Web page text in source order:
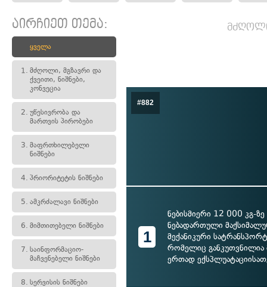
აირჩიეთ თემა:
ყველა
1. მძღოლი, მგზავრი და
ქვეითი, ნიშნები,
კონვეცია
2. უწესივრობა და
მართვის პირობები
3. მაფრთხილებელი
ნიშნები
4. პრიორიტეტის ნიშნები
5. ამკრძალავი ნიშნები
6. მიმთითებელი ნიშნები
7. საინფორმაციო-
მაჩვენებელი ნიშნები
8. სერვისის ნიშნები
#882
1
ნებისმიერი 12 000 კგ-ზე
ნებადართული
მექანიკური
რომელიც განკუთვნილია
ერთად